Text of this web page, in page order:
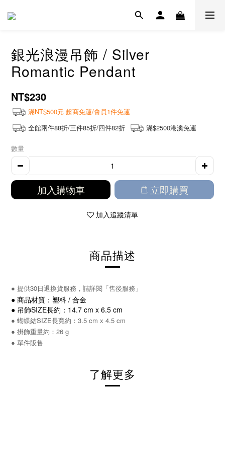
銀光浪漫吊飾 / Silver
Romantic Pendant
NT$230
滿NT$500元 超商免運/會員1件免運
全館兩件88折/三件85折/四件82折
滿$2500港澳免運
數量
加入購物車 立即購買
加入追蹤清單
商品描述
● 提供30日退換貨服務，請詳閱「售後服務」
● 商品材質：塑料 / 合金
● 吊飾SIZE長約：14.7 cm x 6.5 cm
● 蝴蝶結SIZE長寬約：3.5 cm x 4.5 cm
● 掛飾重量約 ：26 g
● 單件販售
了解更多